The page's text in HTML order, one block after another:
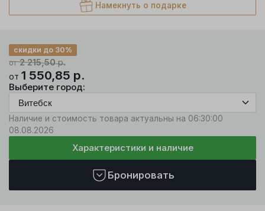
Намекнуть о подарке
от2 215,50р.
скидки до 30%
от 1 550,85 р.
Выберите город:
Наличие и стоимость товара актуальны на 06:30:00
08.08.2026
Характеристики и наличие
Бронировать